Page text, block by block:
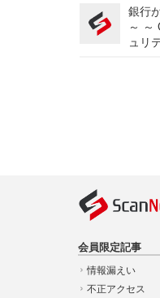
銀行
～ ～
ュリ
会員限定記事
情報漏えい
不正アクセス